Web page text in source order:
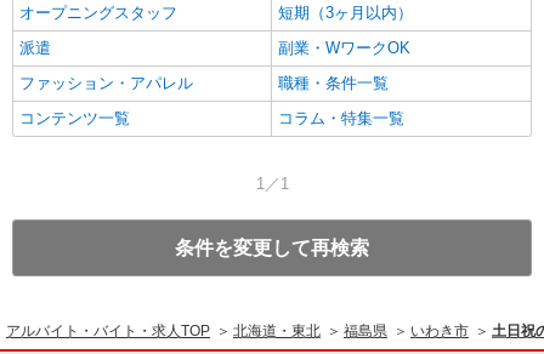
オープニングスタッフ
短期（3ヶ月以内）
派遣
副業・WワークOK
ファッション・アパレル
職種・条件一覧
コンテンツ一覧
コラム・特集一覧
1／1
条件を変更して再検索
アルバイト・バイト・求人TOP 北海道・東北 福島県 いわき市 土日祝